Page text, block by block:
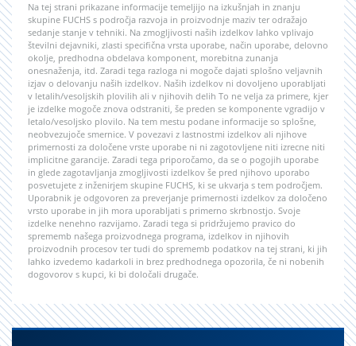
Na tej strani prikazane informacije temeljijo na izkušnjah in znanju
skupine FUCHS s področja razvoja in proizvodnje maziv ter odražajo
sedanje stanje v tehniki. Na zmogljivosti naših izdelkov lahko vplivajo
številni dejavniki, zlasti specifična vrsta uporabe, način uporabe, delovno
okolje, predhodna obdelava komponent, morebitna zunanja
onesnaženja, itd. Zaradi tega razloga ni mogoče dajati splošno veljavnih
izjav o delovanju naših izdelkov. Naših izdelkov ni dovoljeno uporabljati
v letalih/vesoljskih plovilih ali v njihovih delih To ne velja za primere, kjer
je izdelke mogoče znova odstraniti, še preden se komponente vgradijo v
letalo/vesoljsko plovilo. Na tem mestu podane informacije so splošne,
neobvezujoče smernice. V povezavi z lastnostmi izdelkov ali njihove
primernosti za določene vrste uporabe ni ni zagotovljene niti izrecne niti
implicitne garancije. Zaradi tega priporočamo, da se o pogojih uporabe
in glede zagotavljanja zmogljivosti izdelkov še pred njihovo uporabo
posvetujete z inženirjem skupine FUCHS, ki se ukvarja s tem področjem.
Uporabnik je odgovoren za preverjanje primernosti izdelkov za določeno
vrsto uporabe in jih mora uporabljati s primerno skrbnostjo. Svoje
izdelke nenehno razvijamo. Zaradi tega si pridržujemo pravico do
sprememb našega proizvodnega programa, izdelkov in njihovih
proizvodnih procesov ter tudi do sprememb podatkov na tej strani, ki jih
lahko izvedemo kadarkoli in brez predhodnega opozorila, če ni nobenih
dogovorov s kupci, ki bi določali drugače.